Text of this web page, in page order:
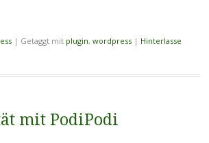
| Getaggt mit plugin, wordpress | Hinterlasse
mit PodiPodi